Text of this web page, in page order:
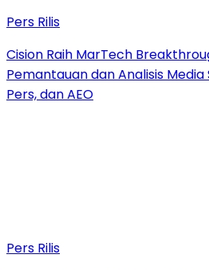
Pers Rilis
Cision Raih MarTech
Pemantauan dan Analisis Media
Pers, dan AEO
Pers Rilis